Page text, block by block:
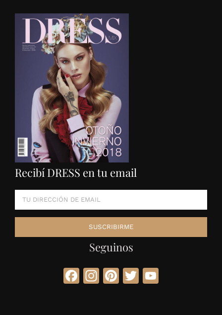
Recibí DRESS en tu email
Seguinos
Facebook
Instagram
Pinterest
Twitter